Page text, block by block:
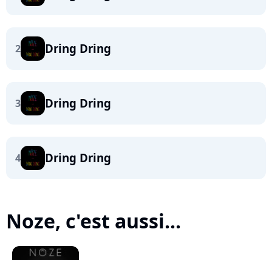
2 Dring Dring
3 Dring Dring
4 Dring Dring
Noze, c'est aussi...